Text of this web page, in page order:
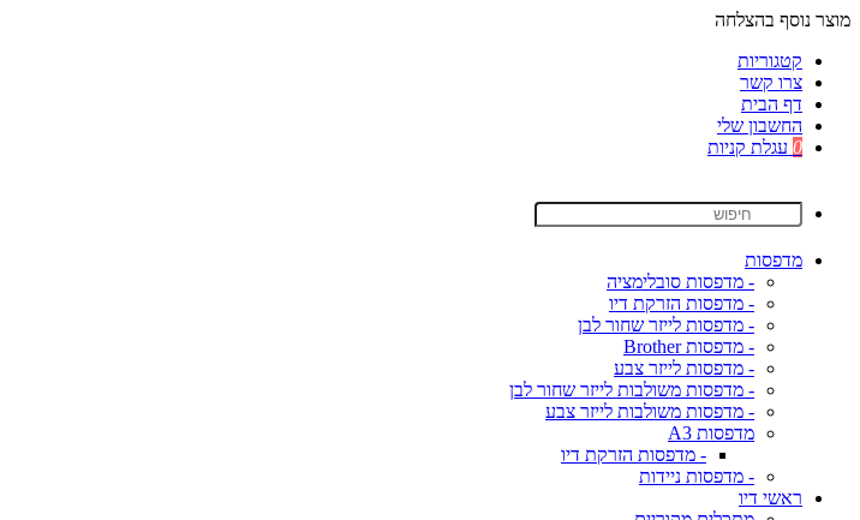
מוצר נוסף בהצלחה
קטגוריות
צרו קשר
דף הבית
החשבון שלי
0 עגלת קניות
מדפסות
- מדפסות סובלימציה
- מדפסות הזרקת דיו
- מדפסות לייזר שחור לבן
- מדפסות Brother
- מדפסות לייזר צבע
- מדפסות משולבות לייזר שחור לבן
- מדפסות משולבות לייזר צבע
מדפסות A3
- מדפסות הזרקת דיו
- מדפסות ניידות
ראשי דיו